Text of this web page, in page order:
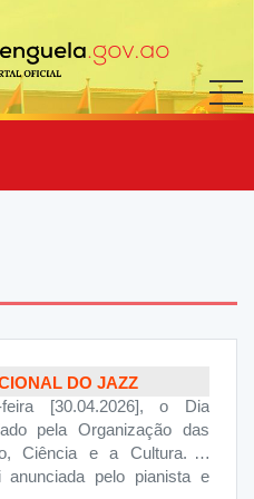
DO JAZZ
[30.04.2026], o Dia
A
pelo pianista e